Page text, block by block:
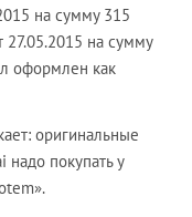
на сумму 315
на сумму
оформлен как
оригинальные
надо покупать у